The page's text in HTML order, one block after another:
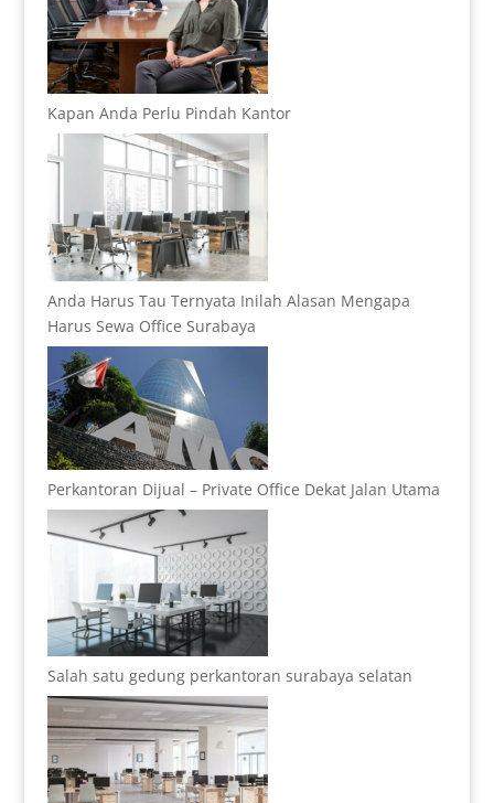
Kapan Anda Perlu Pindah Kantor
Anda Harus Tau Ternyata Inilah Alasan Mengapa
Harus Sewa Office Surabaya
Perkantoran Dijual – Private Office Dekat Jalan Utama
Salah satu gedung perkantoran surabaya selatan